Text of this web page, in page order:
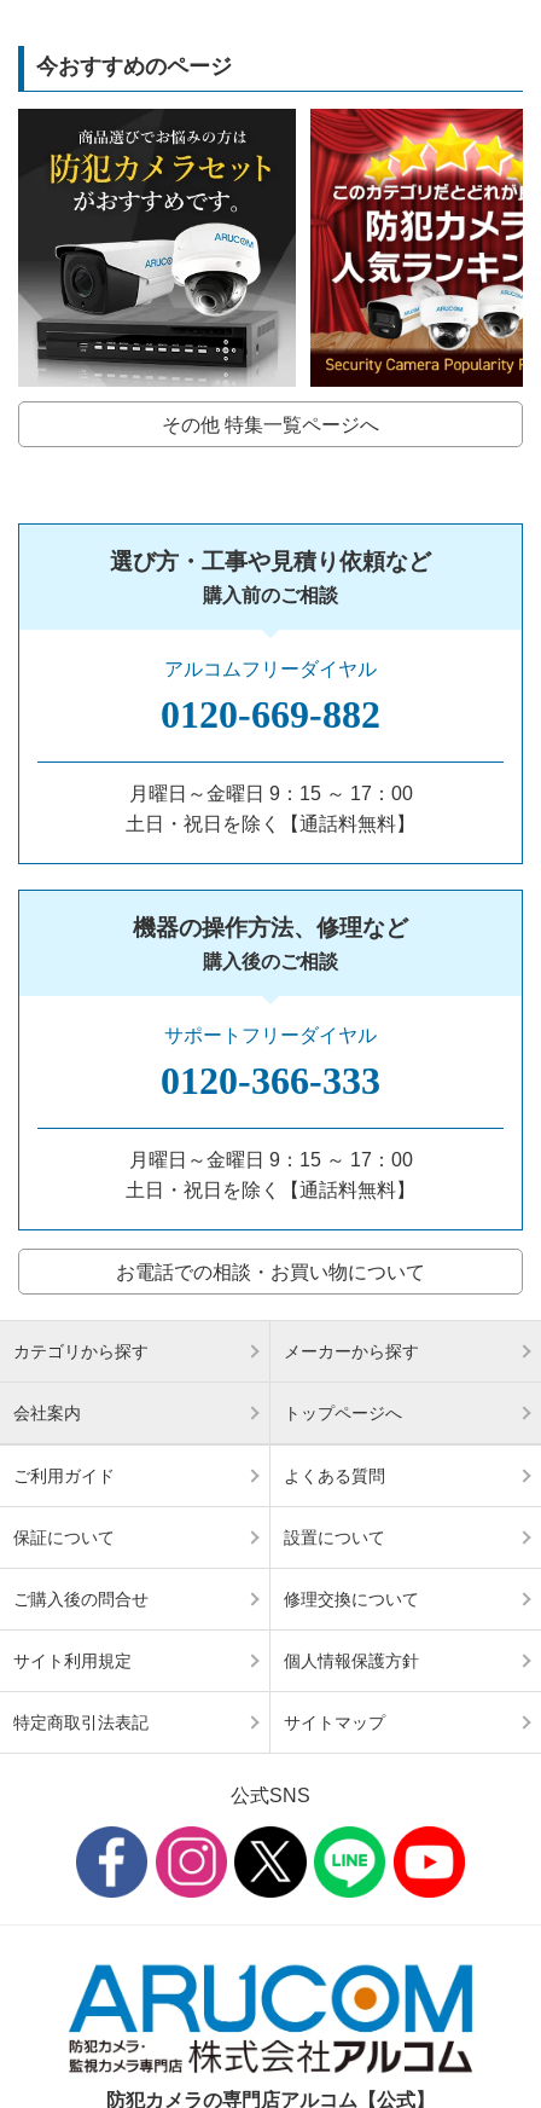
今おすすめのページ
その他 特集一覧ページへ
選び方・工事や見積り依頼など
購入前のご相談
アルコムフリーダイヤル
0120‐669‐882
月曜日～金曜日 9：15 ～ 17：00
土日・祝日を除く【通話料無料】
機器の操作方法、修理など
購入後のご相談
サポートフリーダイヤル
0120‐366‐333
月曜日～金曜日 9：15 ～ 17：00
土日・祝日を除く【通話料無料】
お電話での相談・お買い物について
カテゴリから探す メーカーから探す
会社案内 トップページへ
ご利用ガイド よくある質問
保証について 設置について
ご購入後の問合せ 修理交換について
サイト利用規定 個人情報保護方針
特定商取引法表記 サイトマップ
公式SNS
防犯カメラの専門店アルコム【公式】